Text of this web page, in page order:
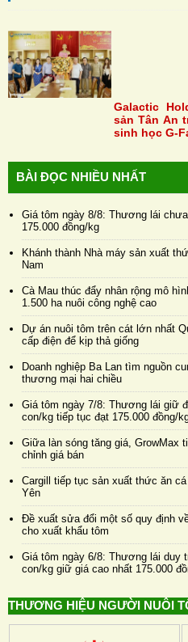
Galactic
sản Tân An
sinh học G-
BÀI ĐỌC NHIỀU NHẤT
Giá tôm ngày 8/8: Thương lái
175.000 đồng/kg
Khánh thành Nhà máy sản xuất
Nam
Cà Mau thúc đẩy nhân rộng mô
1.500 ha nuôi công nghệ cao
Dự án nuôi tôm trên cát lớn nhất
cấp điện để kịp thả giống
Doanh nghiệp Ba Lan tìm nguồn
thương mại hai chiều
Giá tôm ngày 7/8: Thương lái giữ
con/kg tiếp tục đạt 175.000 đồng/
Giữa làn sóng tăng giá, GrowMax
chỉnh giá bán
Cargill tiếp tục sản xuất thức ăn
Yên
Đề xuất sửa đổi một số quy định
cho xuất khẩu tôm
Giá tôm ngày 6/8: Thương lái duy
con/kg giữ giá cao nhất 175.000
THƯƠNG HIỆU NGƯỜI NUÔI